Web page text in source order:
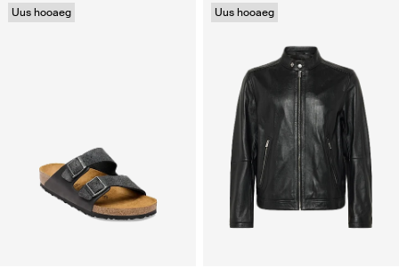
Uus hooaeg Uus hooaeg